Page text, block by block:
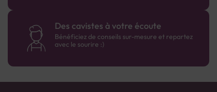
Des cavistes à votre écoute
Bénéficiez de conseils sur-mesure et repartez
avec le sourire :)